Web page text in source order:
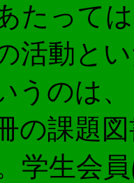
たって
活動と
うのは
の課題
学生会